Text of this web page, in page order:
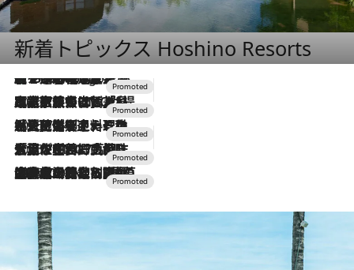
新着トピックス Hoshino Resorts
9 Hours Ago
【トンボの足水浴】ヒノキの香りに包まれて涼感マックス！約13℃の湧水かけ流しを避暑地「星野温泉 トンボの湯」で体験
2026.7.31
【ホテル帰省】という選択肢をOMOが提案。家族とほどよい距離を保つには「昼は実家、夜は気兼ねなくホテルで！」
2026.7.24
【夏限定ディナーコース】旬を迎える稚鮎や花ズッキーニなどをイタリア・トスカーナの郷土料理の手法で満喫！
2026.7.17
「土佐和ハーブかき氷」がOMO7高知に登場！生姜、山椒、大葉など目にも舌にも涼を呼ぶ郷土の味
2026.7.10
NEW OPEN！【界 草津】名湯の地に誕生。趣の異なる2種の温泉と上州ならではの会席・蕎麦割烹など美食を味わう究極の癒やし旅